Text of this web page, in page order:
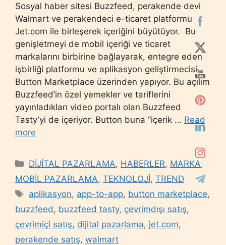
Sosyal haber sitesi Buzzfeed, perakende devi
Walmart ve perakendeci e-ticaret platformu
Jet.com ile birleşerek içeriğini büyütüyor. Bu
genişletmeyi de mobil içeriği ve ticaret
markalarını birbirine bağlayarak, entegre eden
işbirliği platformu ve aplikasyon geliştirmecisi
Button Marketplace üzerinden yapıyor. Bu açılım
Buzzfeed’in özel yemekler ve tariflerini
yayınladıkları video portalı olan Buzzfeed
Tasty’yi de içeriyor. Button buna “içerik … Read
more
Categories
DİJİTAL PAZARLAMA, HABERLER, MARKA,
MOBİL PAZARLAMA, TEKNOLOJİ, TREND
Tags
aplikasyon, app-to-app, button marketplace,
buzzfeed , buzzfeed tasty, çevrimdışı satış,
çevrimiçi satış, dijital pazarlama, jet.com,
perakende satış, walmart